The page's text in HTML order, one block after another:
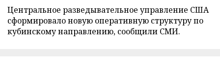
Центральное разведывательное управление США
сформировало новую оперативную структуру по
кубинскому направлению, сообщили СМИ.